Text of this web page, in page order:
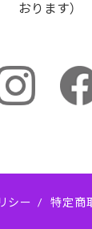
おります）
シー / 特定商